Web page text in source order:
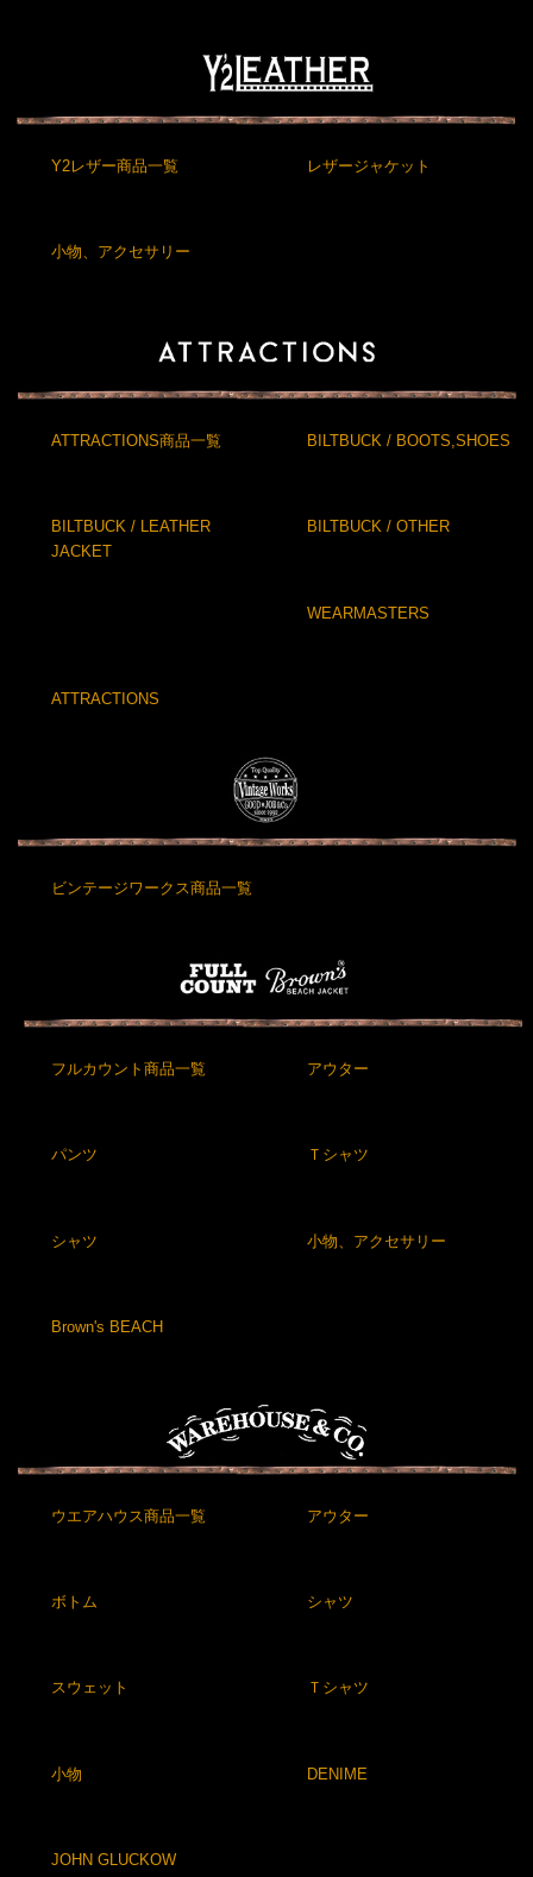
Y2レザー商品一覧 レザージャケット
小物、アクセサリー
ATTRACTIONS商品一覧 BILTBUCK / BOOTS,SHOES
BILTBUCK / LEATHER
JACKET
BILTBUCK / OTHER
WEARMASTERS
ATTRACTIONS
ビンテージワークス商品一覧
フルカウント商品一覧 アウター
パンツ Ｔシャツ
シャツ 小物、アクセサリー
Brown's BEACH
ウエアハウス商品一覧 アウター
ボトム シャツ
スウェット Ｔシャツ
小物 DENIME
JOHN GLUCKOW